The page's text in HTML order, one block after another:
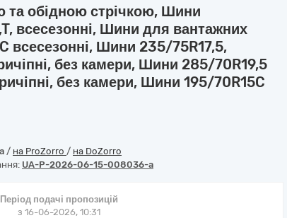
та обідною стрічкою, Шини
всесезонні, Шини для вантажних
всесезонні, Шини 235/75R17,5,
без камери, Шини 285/70R19,5
без камери, Шини 195/70R15C
/ на ProZorro / на DoZorro
UA-P-2026-06-15-008036-a
Період подачі пропозицій
з 16-06-2026, 10:31